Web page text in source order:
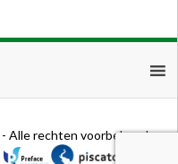
- Alle rechten voorbehouden.